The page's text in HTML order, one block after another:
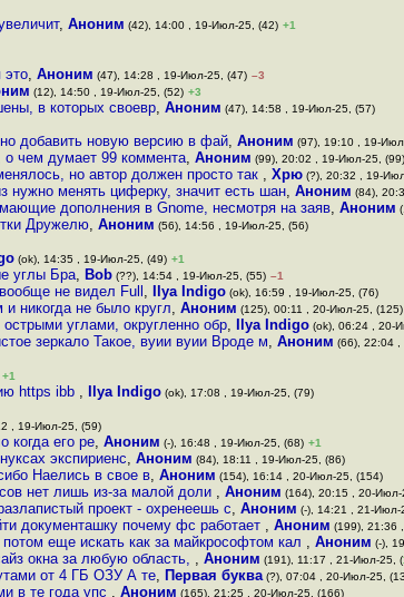
, Аноним (42), 14:00 , 19-Июл-25, (42) +1
это, Аноним (47), 14:28 , 19-Июл-25, (47) –3
(12), 14:50 , 19-Июл-25, (52) +3
в которых своевр, Аноним (47), 14:58 , 19-Июл-25, (57)
добавить новую версию в фай, Аноним (97), 19:10 , 19-
о чем думает 99 коммента, Аноним (99), 20:02 , 19-Июл-25, (99)
но автор должен просто так , Хрю (?), 20:32 , 19-
менять циферку, значит есть шан, Аноним (84),
дополнения в Gnome, несмотря на заяв, Аноним
Дружелю, Аноним (56), 14:56 , 19-Июл-25, (56)
(ok), 14:35 , 19-Июл-25, (49) +1
углы Бра, Bob (??), 14:54 , 19-Июл-25, (55) –1
не видел Full , Ilya Indigo (ok), 16:59 , 19-Июл-25, (76)
никогда не было кругл, Аноним (125), 00:11 , 20-Июл-25, (125)
углами, округленно обр, Ilya Indigo (ok), 06:24 , 20-
зеркало Такое, вуии вуии Вроде м, Аноним (66), 22:04
+1
https ibb , Ilya Indigo (ok), 17:08 , 19-Июл-25, (79)
, 19-Июл-25, (59)
когда его ре, Аноним (-), 16:48 , 19-Июл-25, (68) +1
экспириенс, Аноним (84), 18:11 , 19-Июл-25, (86)
Наелись в свое в, Аноним (154), 16:14 , 20-Июл-25, (154)
нет лишь из-за малой доли , Аноним (164), 20:15 , 20-Июл-
проект - охренеешь с, Аноним (-), 14:21 , 21-Июл-
документашку почему фс работает , Аноним (199), 21:36
еще искать как за майкрософтом кал , Аноним (-),
окна за любую область, , Аноним (191), 11:17 , 21-Июл-25, (
от 4 ГБ ОЗУ А те, Первая буква (?), 07:04 , 20-Июл-25,
в те года упс , Аноним (165), 21:25 , 20-Июл-25, (166)